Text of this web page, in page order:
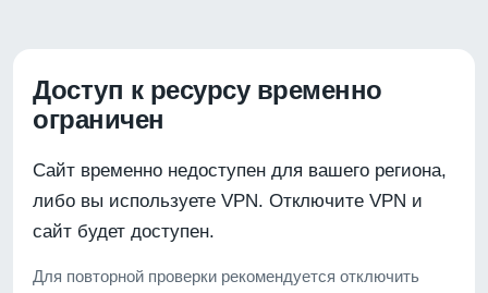
Доступ к ресурсу временно
ограничен
Сайт временно недоступен для вашего региона,
либо вы используете VPN. Отключите VPN и
сайт будет доступен.
Для повторной проверки рекомендуется отключить